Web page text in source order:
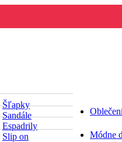
Šľapky
Sandále
Espadrily
Slip on
Módne